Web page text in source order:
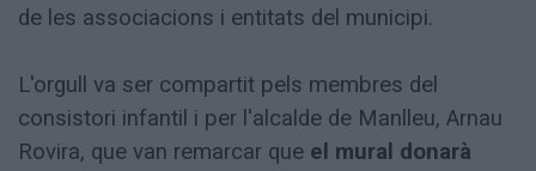
de les associacions i entitats del municipi.
L'orgull va ser compartit pels membres del
consistori infantil i per l'alcalde de Manlleu, Arnau
Rovira, que van remarcar que el mural donarà